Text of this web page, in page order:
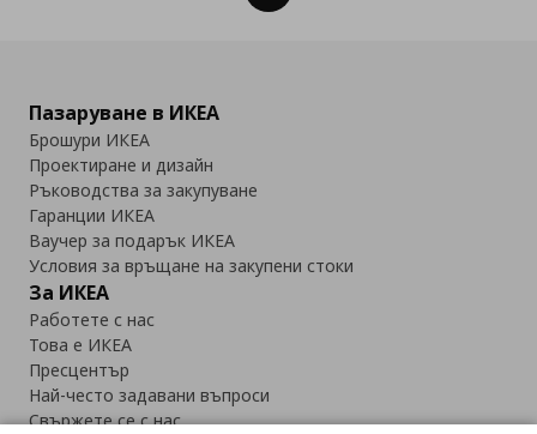
Пазаруване в ИКЕА
Брошури ИКЕА
Проектиране и дизайн
Ръководства за закупуване
Гаранции ИКЕА
Ваучер за подарък ИКЕА
Условия за връщане на закупени стоки
За ИКЕА
Работете с нас
Това е ИКЕА
Пресцентър
Най-често задавани въпроси
Свържете се с нас